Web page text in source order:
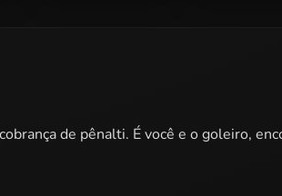
de pênalti. É você e o goleiro,